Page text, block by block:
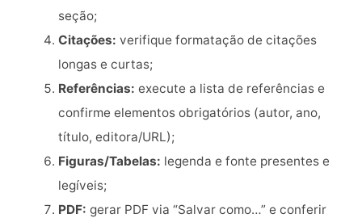
seção;
Citações: verifique formatação de citações
longas e curtas;
Referências: execute a lista de referências e
confirme elementos obrigatórios (autor, ano,
título, editora/URL);
Figuras/Tabelas: legenda e fonte presentes e
legíveis;
PDF: gerar PDF via “Salvar como…” e conferir